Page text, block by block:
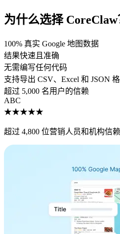
为什么选择 CoreClaw
100% 真实 Google 地图数据
结果快速且准确
无需编写任何代码
支持导出 CSV、Excel 和 JSON
超过 5,000 名用户的信赖
ABC
★★★★★
超过 4,800 位营销人员和机构信赖